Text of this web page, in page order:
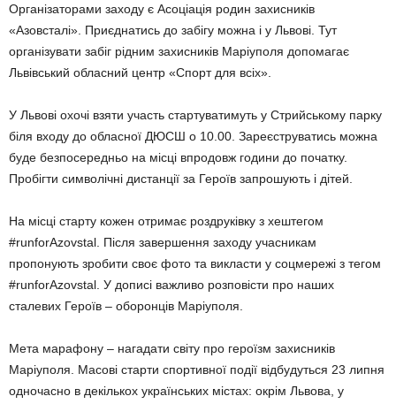
Організаторами заходу є Асоціація родин захисників
«Азовсталі». Приєднатись до забігу можна і у Львові. Тут
організувати забіг рідним захисників Маріуполя допомагає
Львівський обласний центр «Спорт для всіх».
У Львові охочі взяти участь стартуватимуть у Стрийському парку
біля входу до обласної ДЮСШ о 10.00. Зареєструватись можна
буде безпосередньо на місці впродовж години до початку.
Пробігти символічні дистанції за Героїв запрошують і дітей.
На місці старту кожен отримає роздруківку з хештегом
#runforAzovstal. Після завершення заходу учасникам
пропонують зробити своє фото та викласти у соцмережі з тегом
#runforAzovstal. У дописі важливо розповісти про наших
сталевих Героїв – оборонців Маріуполя.
Мета марафону – нагадати світу про героїзм захисників
Маріуполя. Масові старти спортивної події відбудуться 23 липня
одночасно в декількох українських містах: окрім Львова, у